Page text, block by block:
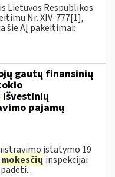
Lietuvos Respublikos
Nr. XIV-777[1],
šie AĮ pakeitimai:
gautų finansinių
išvestinių
pajamų
įstatymo 19
mokesčių inspekcijai